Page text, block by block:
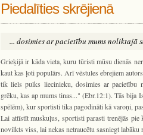
Piedalīties skrējienā
... dosimies ar pacietību mums noliktajā
Grieķijā ir kāda vieta, kuru tūristi mūsu dienās
kaut kas ļoti populārs. Arī vēstules ebrejiem
tik liels pulks liecinieku, dosimies ar pacietību
grēku, kas ap mums tinas..." (Ebr.12:1). Tās bija
spēlēm), kur sportisti tika pagodināti kā varoņi,
Lai attīstīt muskuļus, sportisti parasti trenējās pie
novilkts viss, lai nekas netraucētu sasniegt labāku